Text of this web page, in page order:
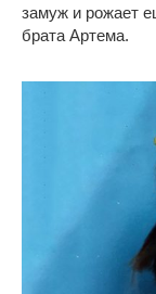
замуж и рожает
брата Артема.